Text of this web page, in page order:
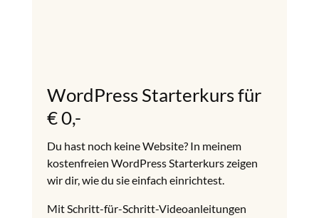
WordPress Starterkurs für
€ 0,-
Du hast noch keine Website? In meinem
kostenfreien WordPress Starterkurs zeigen
wir dir, wie du sie einfach einrichtest.
Mit Schritt-für-Schritt-Videoanleitungen